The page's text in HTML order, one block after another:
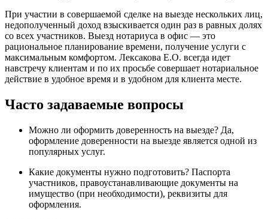
При участии в совершаемой сделке на выезде нескольких лиц,
недополученный доход взыскивается один раз в равных долях
со всех участников. Выезд нотариуса в офис — это
рациональное планирование времени, получение услуги с
максимальным комфортом. Лексакова Е.О. всегда идет
навстречу клиентам и по их просьбе совершает нотариальное
действие в удобное время и в удобном для клиента месте.
Часто задаваемые вопросы
Можно ли оформить доверенность на выезде? Да,
оформление доверенности на выезде является одной из
популярных услуг.
Какие документы нужно подготовить? Паспорта
участников, правоустанавливающие документы на
имущество (при необходимости), реквизиты для
оформления.